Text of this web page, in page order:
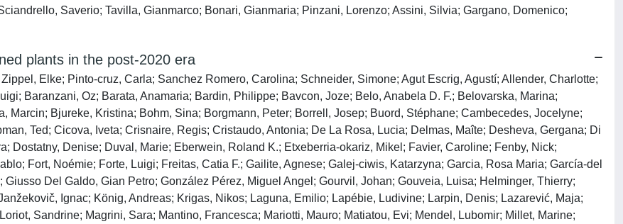
Saverio; Tavilla, Gianmarco; Bonari, Gianmaria; Pinzani, Lorenzo; Assini, Silvia; Gargano, Domenico;
plants in the post‐2020 era
Elke; Pinto‐cruz, Carla; Sanchez Romero, Carolina; Schneider, Simone; Agut Escrig, Agustí; Allender, Charlotte;
Baranzani, Oz; Barata, Anamaria; Bardin, Philippe; Bavcon, Joze; Belo, Anabela D. F.; Belovarska, Marina;
Marcin; Bjureke, Kristina; Bohm, Sina; Borgmann, Peter; Borrell, Josep; Buord, Stéphane; Cambecedes, Jocelyne;
Ted; Cicova, Iveta; Crisnaire, Regis; Cristaudo, Antonia; De La Rosa, Lucia; Delmas, Maîte; Desheva, Gergana; Di
Dostatny, Denise; Duval, Marie; Eberwein, Roland K.; Etxeberria‐okariz, Mikel; Favier, Caroline; Fenby, Nick;
Fort, Noémie; Forte, Luigi; Freitas, Catia F.; Gailite, Agnese; Galej‐ciwis, Katarzyna; Garcia, Rosa Maria; García‐del
Del Galdo, Gian Petro; González Pérez, Miguel Angel; Gourvil, Johan; Gouveia, Luisa; Helminger, Thierry;
Ignac; König, Andreas; Krigas, Nikos; Laguna, Emilio; Lapébie, Ludivine; Larpin, Denis; Lazarević, Maja;
Sandrine; Magrini, Sara; Mantino, Francesca; Mariotti, Mauro; Matiatou, Evi; Mendel, Lubomir; Millet, Marine;